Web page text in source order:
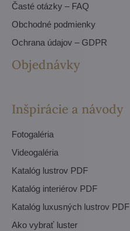
Časté otázky – FAQ
Obchodné podmienky
Ochrana údajov – GDPR
Objednávky
Inšpirácie a návody
Fotogaléria
Videogaléria
Katalóg lustrov PDF
Katalóg interiérov PDF
Katalóg luxusných lustrov PDF
Ako vybrať luster